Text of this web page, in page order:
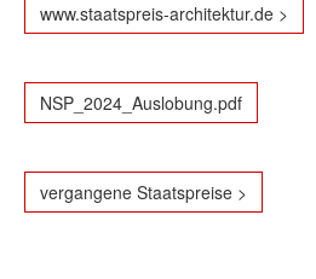
www.staatspreis-architektur.de >
NSP_2024_Auslobung.pdf
vergangene Staatspreise >